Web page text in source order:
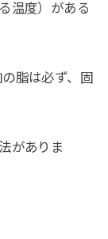
温度）がある
脂は必ず、固
がありま